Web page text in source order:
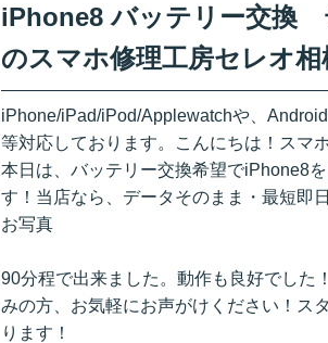
iPhone8 バッテリー交換
のスマホ修理工房セレオ
iPhone/iPad/iPod/Applewatchや、
等対応しております。こんにちは！スマ
本日は、バッテリー交換希望でiPhone8
す！当店なら、データそのまま・最短即
お写真
90分程で出来ました。動作も良好でした
みの方、お気軽にお声がけください！ス
ります！